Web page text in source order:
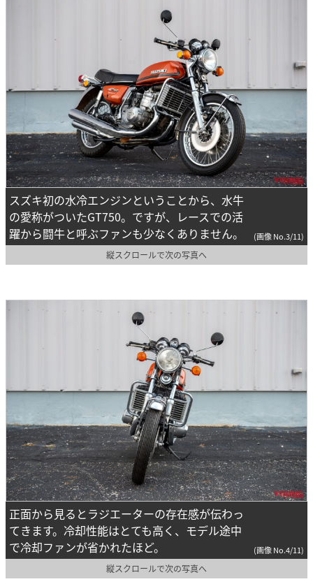
スズキ初の水冷エンジンということから、水牛
の愛称がついたGT750。ですが、レースでの活
躍から闘牛と呼ぶファンも少なくありません。
(画像 No.3/11)
縦スクロールで次の写真へ
正面から見るとラジエーターの存在感が伝わっ
てきます。冷却性能はとても高く、モデル途中
で冷却ファンが省かれたほど。
(画像 No.4/11)
縦スクロールで次の写真へ